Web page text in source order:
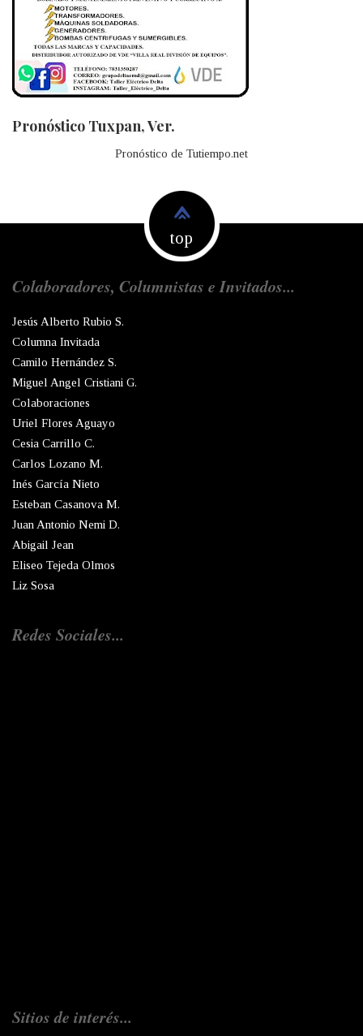
Pronóstico Tuxpan, Ver.
Pronóstico de Tutiempo.net
top
Colaboradores, Columnistas e Invitados...
Jesús Alberto Rubio S.
Columna Invitada
Camilo Hernández S.
Miguel Angel Cristiani G.
Colaboraciones
Uriel Flores Aguayo
Cesia Carrillo C.
Carlos Lozano M.
Inés García Nieto
Esteban Casanova M.
Juan Antonio Nemi D.
Abigail Jean
Eliseo Tejeda Olmos
Liz Sosa
Redes Sociales...
Sitios de interés...